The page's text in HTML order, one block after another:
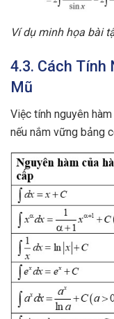
Ví dụ minh họa bài
4.3. Cách Tính
Mũ
Việc tính nguyên
nếu nắm vững bảng